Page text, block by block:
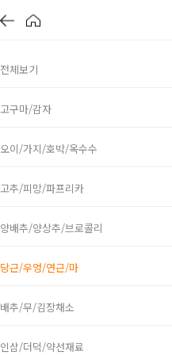
전체보기
고구마/감자
오이/가지/호박/옥수수
고추/피망/파프리카
양배추/양상추/브로콜리
당근/우엉/연근/마
배추/무/김장채소
인삼/더덕/약선재료